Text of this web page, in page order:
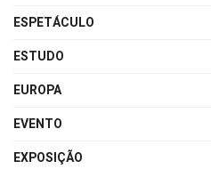
ESPETÁCULO
ESTUDO
EUROPA
EVENTO
EXPOSIÇÃO